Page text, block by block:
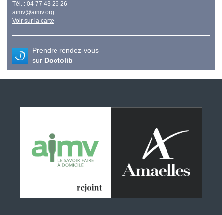
Tél. : 04 77 43 26 26
aimv@aimv.org
Voir sur la carte
Prendre rendez-vous
sur Doctolib